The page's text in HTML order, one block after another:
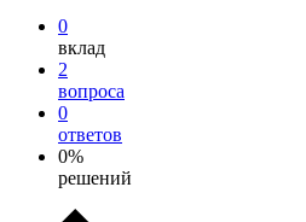
0
вклад
2
вопроса
0
ответов
0%
решений